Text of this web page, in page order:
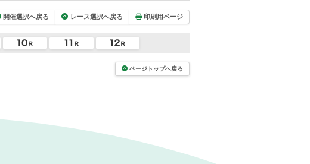
開催選択へ戻る レース選択へ戻る 印刷用ページ
ページトップへ戻る